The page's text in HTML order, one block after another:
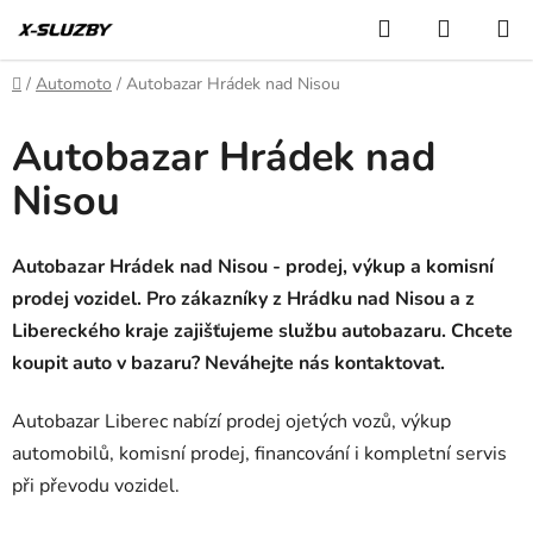
na
obsah
Hledat
KOŠÍK
Domů
/ Automoto / Autobazar Hrádek nad Nisou
Autobazar Hrádek nad
Nisou
Autobazar Hrádek nad Nisou - prodej, výkup a komisní
prodej vozidel. Pro zákazníky z Hrádku nad Nisou a z
Libereckého kraje zajišťujeme službu autobazaru. Chcete
koupit auto v bazaru? Neváhejte nás kontaktovat.
Autobazar Liberec nabízí prodej ojetých vozů, výkup
automobilů, komisní prodej, financování i kompletní servis
při převodu vozidel.